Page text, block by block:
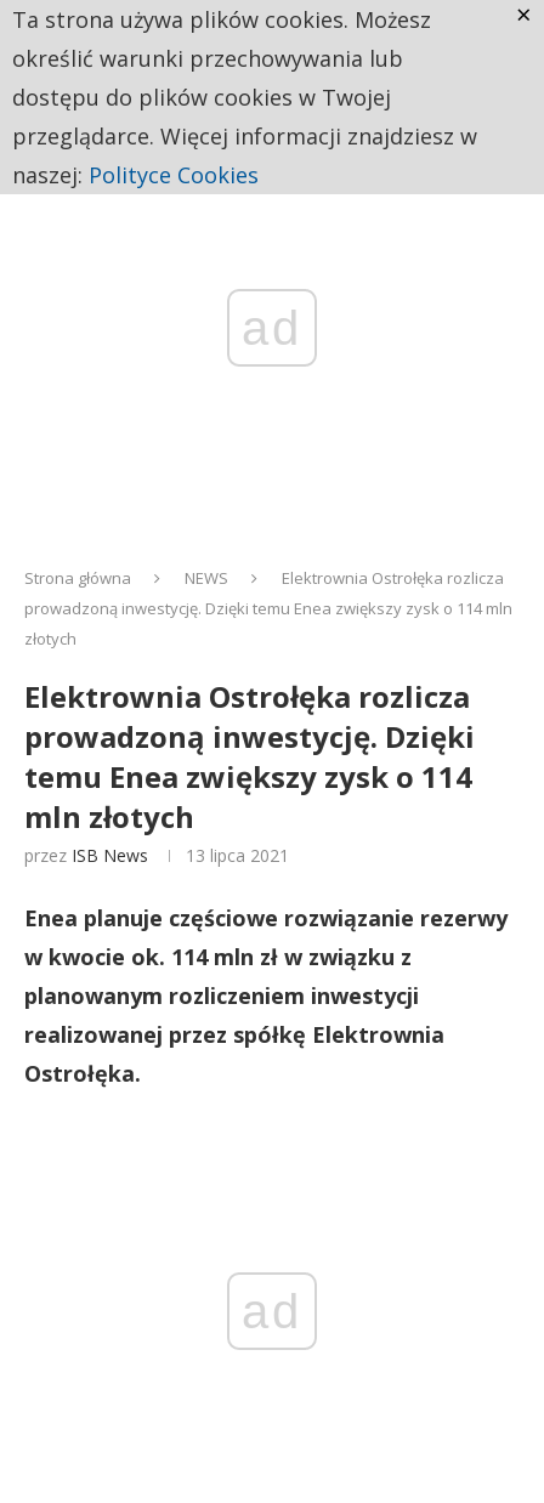
ad
Strona główna NEWS
Elektrownia Ostrołęka rozlicza
prowadzoną inwestycję. Dzięki temu Enea zwiększy zysk o 114 mln
złotych
Elektrownia Ostrołęka rozlicza
prowadzoną inwestycję. Dzięki
temu Enea zwiększy zysk o 114
mln złotych
przez ISB News 13 lipca 2021
Enea planuje częściowe rozwiązanie rezerwy
w kwocie ok. 114 mln zł w związku z
planowanym rozliczeniem inwestycji
realizowanej przez spółkę Elektrownia
Ostrołęka.
ad
Ta strona używa plików cookies. Możesz
określić warunki przechowywania lub
dostępu do plików cookies w Twojej
przeglądarce. Więcej informacji znajdziesz w
naszej: Polityce Cookies
×